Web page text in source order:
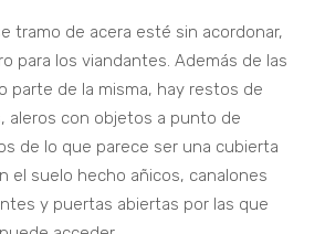
tramo de acera esté sin acordonar,
para los viandantes. Además de las
parte de la misma, hay restos de
aleros con objetos a punto de
de lo que parece ser una cubierta
el suelo hecho añicos, canalones
y puertas abiertas por las que